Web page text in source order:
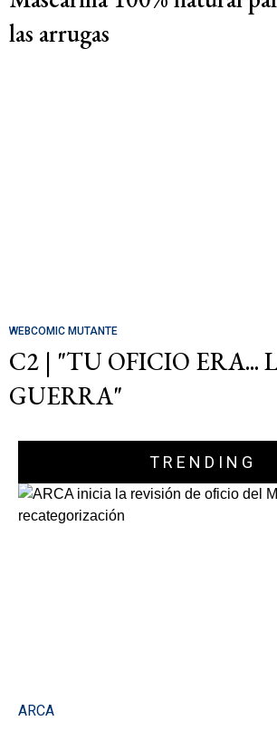
las arrugas
WEBCOMIC MUTANTE
C2 | "TU OFICIO ERA...
GUERRA"
TRENDING
ARCA